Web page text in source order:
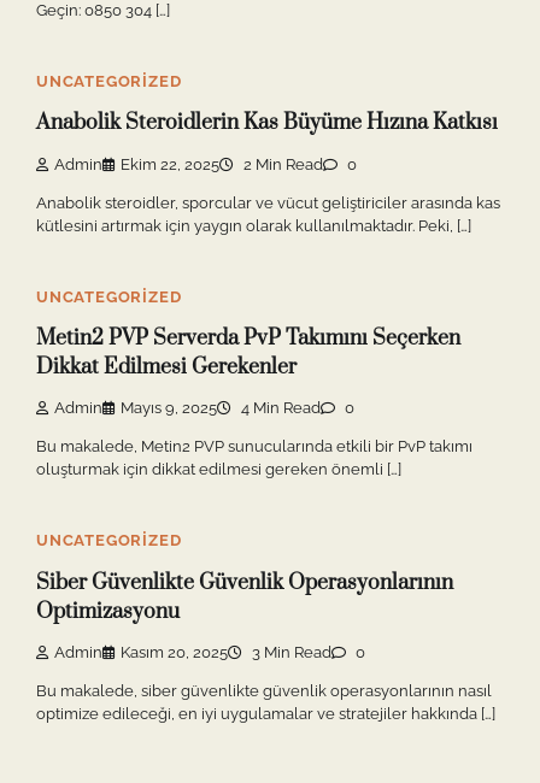
Geçin: 0850 304 […]
UNCATEGORIZED
Anabolik Steroidlerin Kas Büyüme Hızına Katkısı
Admin Ekim 22, 2025 2 Min Read 0
Anabolik steroidler, sporcular ve vücut geliştiriciler arasında kas
kütlesini artırmak için yaygın olarak kullanılmaktadır. Peki, […]
UNCATEGORIZED
Metin2 PVP Serverda PvP Takımını Seçerken
Dikkat Edilmesi Gerekenler
Admin Mayıs 9, 2025 4 Min Read 0
Bu makalede, Metin2 PVP sunucularında etkili bir PvP takımı
oluşturmak için dikkat edilmesi gereken önemli […]
UNCATEGORIZED
Siber Güvenlikte Güvenlik Operasyonlarının
Optimizasyonu
Admin Kasım 20, 2025 3 Min Read 0
Bu makalede, siber güvenlikte güvenlik operasyonlarının nasıl
optimize edileceği, en iyi uygulamalar ve stratejiler hakkında […]